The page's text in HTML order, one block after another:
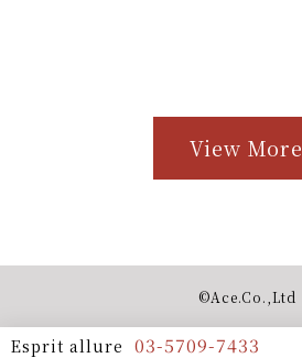
Esprit allure 03-5709-7433
View More
©︎Ace.Co.,Ltd